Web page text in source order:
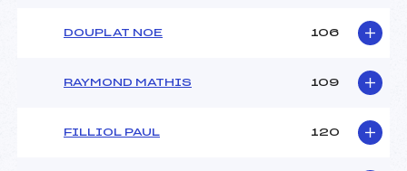
DOUPLAT NOE 106
RAYMOND MATHIS 109
FILLIOL PAUL 120